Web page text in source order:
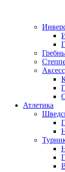
Атлетика